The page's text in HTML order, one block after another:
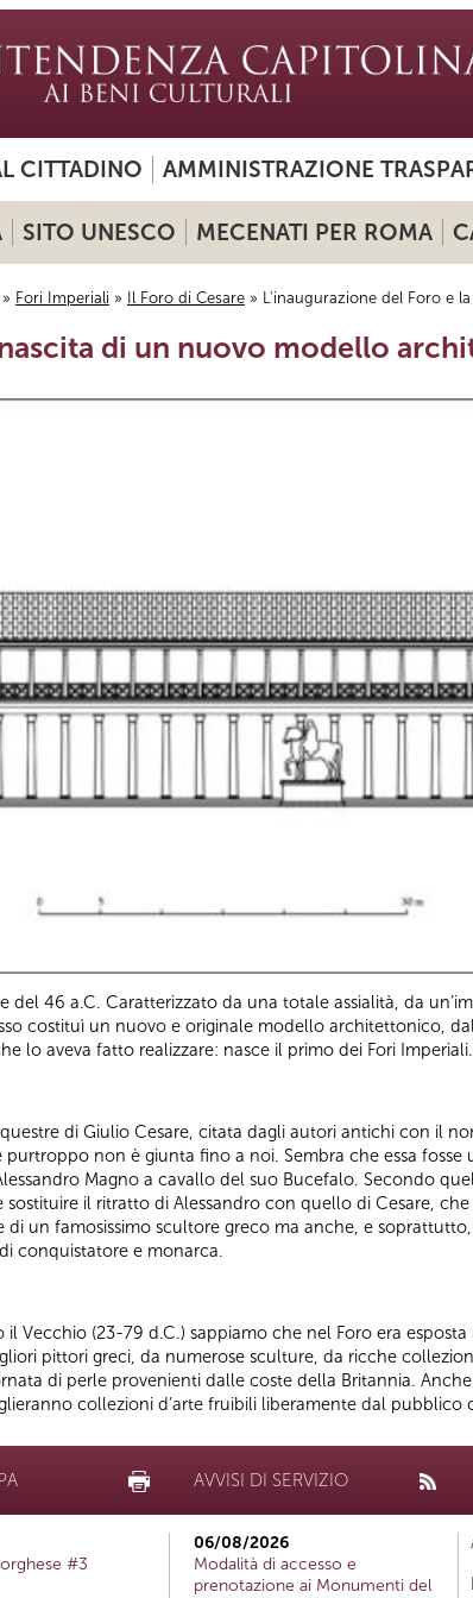
CITTADINO AMMINISTRAZIONE
SITO UNESCO MECENATI PER ROMA
» Fori Imperiali » Il Foro di Cesare » L'inaugurazione del Foro e
di un nuovo modello
46 a.C. Caratterizzato da una totale assialità, da
costituì un nuovo e originale modello architettonico,
lo aveva fatto realizzare: nasce il primo dei Fori Imperiali.
di Giulio Cesare, citata dagli autori antichi con il
purtroppo non è giunta fino a noi. Sembra che essa
Magno a cavallo del suo Bucefalo. Secondo
il ritratto di Alessandro con quello di Cesare,
di un famosissimo scultore greco ma anche, e
conquistatore e monarca.
Vecchio (23-79 d.C.) sappiamo che nel Foro era
pittori greci, da numerose sculture, da ricche
di perle provenienti dalle coste della Britannia.
collezioni d’arte fruibili liberamente dal pubblico
#3
AVVISI DI SERVIZIO
06/08/2026
Modalità di accesso e
prenotazione ai Monumenti del